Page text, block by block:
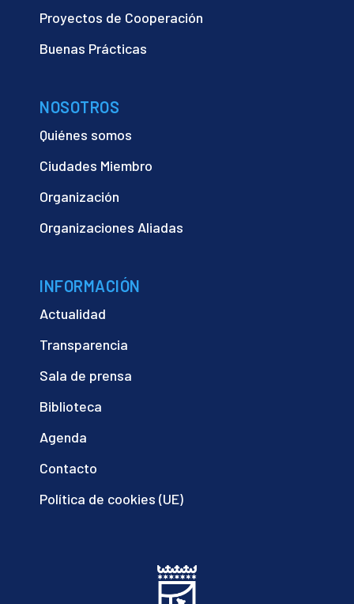
Proyectos de Cooperación
Buenas Prácticas
NOSOTROS
Quiénes somos
Ciudades Miembro
Organización
Organizaciones Aliadas
INFORMACIÓN
Actualidad
Transparencia
Sala de prensa
Biblioteca
Agenda
Contacto
Política de cookies (UE)